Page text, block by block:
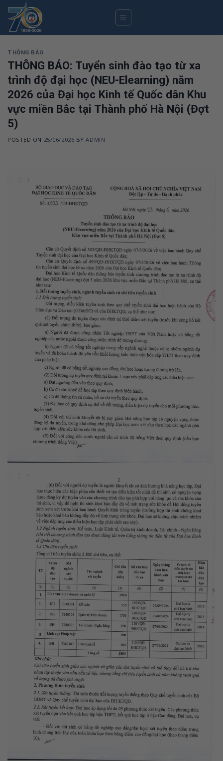
Skip
content
THÔNG BÁO
THÔNG BÁO: Tuyển sinh đào tạo từ xa
trình độ đại học (NEU-Elearning) năm
2026 của Đại học Kinh tế Quốc dân Khu
vực miền Bắc tại Thành phố Hà Nội (Đợt
5)
POSTED ON 25/06/2026 BYADMIN